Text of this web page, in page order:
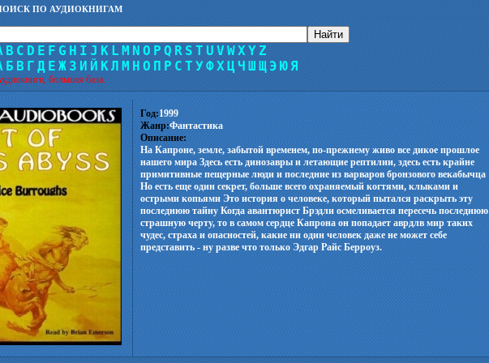
ПО АУДИОКНИГАМ
B C D E F G H I J K L M N O P Q R S T U V WXYZ
Б В Г Д Е Ж З И Й КЛ М Н О П Р С Т УФХ ЦЧ Ш Щ Э ЮЯ
большая база.
Год:1999
Жанр:Фантастика
Описание:
На Капроне, земле, забытой временем, по-прежнему живо все дикое прошлое
нашего мира Здесь есть динозавры и летающие рептилии, здесь есть крайне
примитивные пещерные люди и последние из варваров бронзового векабычца
Но есть еще один секрет, больше всего охраняемый когтями, клыками и
острыми копьями Это история о человеке, который пытался раскрыть эту
последнюю тайну Когда авантюрист Брэдли осмеливается пересечь последнюю
страшную черту, то в самом сердце Капрона он попадает аврдлв мир таких
чудес, страха и опасностей, какие ни один человек даже не может себе
представить - ну разве что только Эдгар Райс Берроуз.